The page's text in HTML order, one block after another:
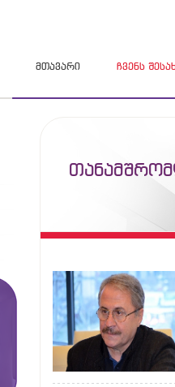
მთავარი ჩვენს